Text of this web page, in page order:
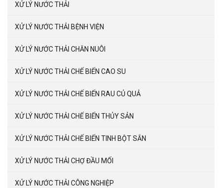
XỬ LÝ NƯỚC THẢI
XỬ LÝ NƯỚC THẢI BỆNH VIỆN
XỬ LÝ NƯỚC THẢI CHĂN NUÔI
XỬ LÝ NƯỚC THẢI CHẾ BIẾN CAO SU
XỬ LÝ NƯỚC THẢI CHẾ BIẾN RAU CỦ QUẢ
XỬ LÝ NƯỚC THẢI CHẾ BIẾN THỦY SẢN
XỬ LÝ NƯỚC THẢI CHẾ BIẾN TINH BỘT SẮN
XỬ LÝ NƯỚC THẢI CHỢ ĐẦU MỐI
XỬ LÝ NƯỚC THẢI CÔNG NGHIỆP